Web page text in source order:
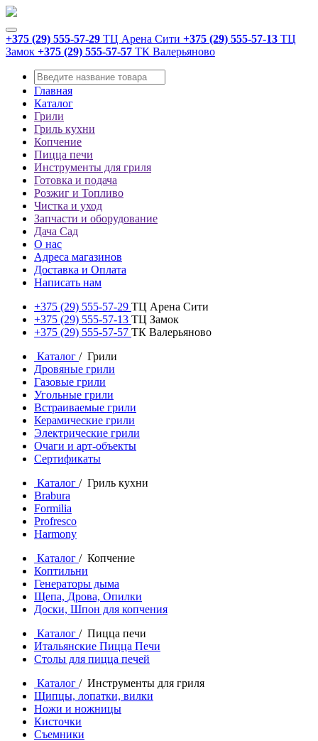
+375 (29) 555-57-29 ТЦ Арена Сити +375 (29) 555-57-13 ТЦ
Замок +375 (29) 555-57-57 ТК Валерьяново
Главная
Каталог
Грили
Гриль кухни
Копчение
Пицца печи
Инструменты для гриля
Готовка и подача
Розжиг и Топливо
Чистка и уход
Запчасти и оборудование
Дача Сад
О нас
Адреса магазинов
Доставка и Оплата
Написать нам
+375 (29) 555-57-29 ТЦ Арена Сити
+375 (29) 555-57-13 ТЦ Замок
+375 (29) 555-57-57 ТК Валерьяново
Каталог / Грили
Дровяные грили
Газовые грили
Угольные грили
Встраиваемые грили
Керамические грили
Электрические грили
Очаги и арт-объекты
Сертификаты
Каталог / Гриль кухни
Brabura
Formilia
Profresco
Harmony
Каталог / Копчение
Коптильни
Генераторы дыма
Щепа, Дрова, Опилки
Доски, Шпон для копчения
Каталог / Пицца печи
Итальянские Пицца Печи
Столы для пицца печей
Каталог / Инструменты для гриля
Щипцы, лопатки, вилки
Ножи и ножницы
Кисточки
Съемники